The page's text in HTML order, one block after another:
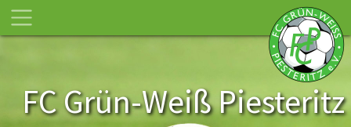
FC Grün-Weiß Piesteritz